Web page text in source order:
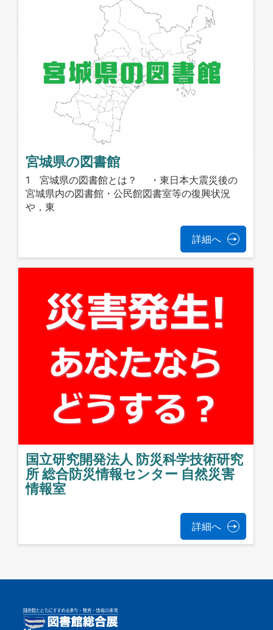
宮城県の図書館
1 宮城県の図書館とは？ ・東日本大震災後の
宮城県内の図書館・公民館図書室等の復興状況
や，東
詳細へ
国立研究開発法人 防災科学技術研究
所 総合防災情報センター 自然災害
情報室
詳細へ